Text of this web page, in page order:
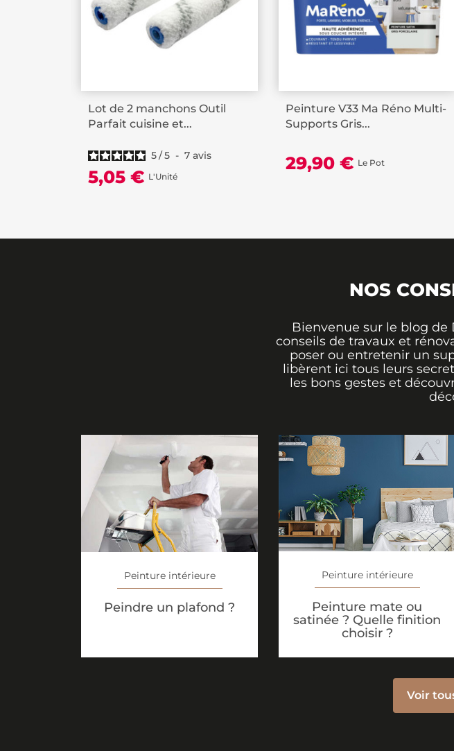
Lot de 2 manchons Outil
Parfait cuisine et...
5/5 - 7 avis
5,05 € L'Unité
Peinture V33 Ma Réno Multi-
Supports Gris...
29,90 € Le Pot
NOS
Bienvenue sur le blog de
conseils de travaux et
poser ou entretenir un
libèrent ici tous leurs
les bons gestes et
Peinture intérieure
Peindre un plafond ?
Peinture intérieure
Peinture mate ou
satinée ? Quelle finition
choisir ?
Voir